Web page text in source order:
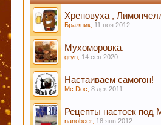
Любое общение, которое
При приеме пива у
независимо от того,
Хреновуха ,
Бражник 11 ноя 2012
Мухоморовка.
gryn 14 сен 2020
Настаиваем самогон!
Mc Doc ,8 дек 2011
Рецепты настоек под
nanobeer 18 янв 2012